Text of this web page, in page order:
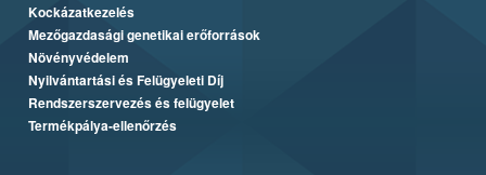
Kockázatkezelés
Mezőgazdasági genetikai erőforrások
Növényvédelem
Nyilvántartási és Felügyeleti Díj
Rendszerszervezés és felügyelet
Termékpálya-ellenőrzés